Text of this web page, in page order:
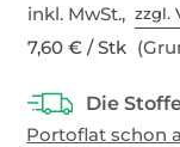
inkl. MwSt.,zzgl.
7,60 € / Stk